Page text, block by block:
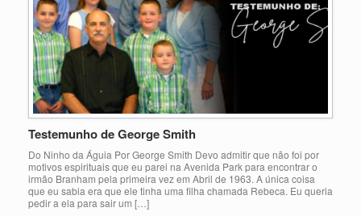
Testemunho de George Smith
Do Ninho da Águia Por George Smith Devo admitir que não foi por
motivos espirituais que eu parei na Avenida Park para encontrar o
irmão Branham pela primeira vez em Abril de 1963. A única coisa
que eu sabia era que ele tinha uma filha chamada Rebeca. Eu queria
pedir a ela para sair um […]